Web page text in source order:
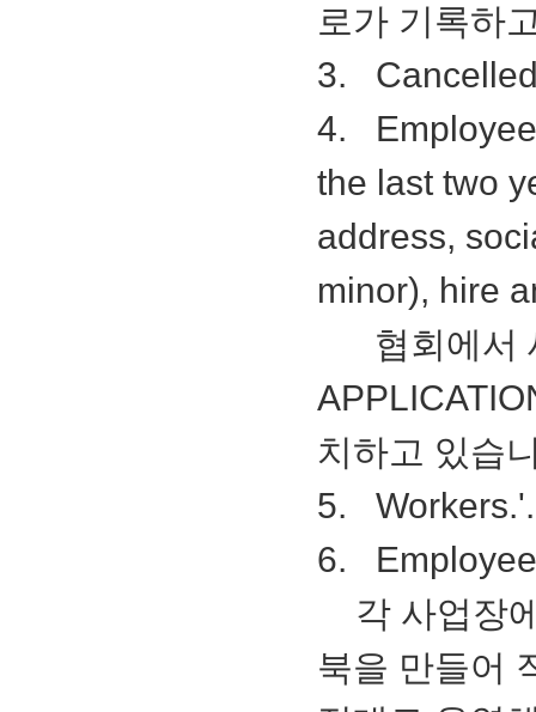
로가 기록하
3.
4.
the last two
address,
minor), hire
협회에서
치하고 있습
5.
6.
각 사업장
북을 만들어